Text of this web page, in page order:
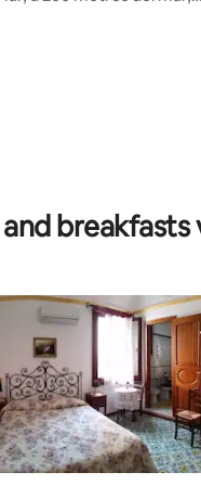
5.0 de 5, 4 reseñas
breakfasts